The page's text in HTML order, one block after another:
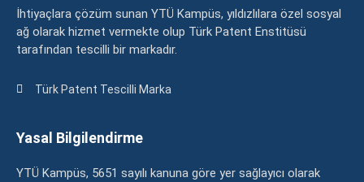
İhtiyaçlara çözüm sunan YTÜ Kampüs, yıldızlılara özel sosyal
ağ olarak hizmet vermekte olup Türk Patent Enstitüsü
tarafından tescilli bir markadır.
Türk Patent Tescilli Marka
Yasal Bilgilendirme
YTÜ Kampüs, 5651 sayılı kanuna göre yer sağlayıcı olarak